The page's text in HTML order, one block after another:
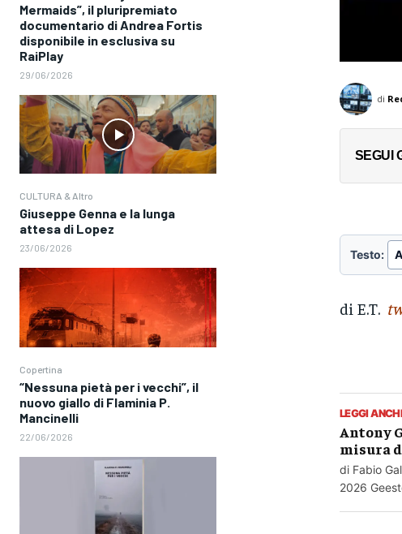
Mermaids”, il pluripremiato
documentario di Andrea Fortis
disponibile in esclusiva su
RaiPlay
29/06/2026
CULTURA & Altro
Giuseppe Genna e la lunga
attesa di Lopez
23/06/2026
Copertina
“Nessuna pietà per i vecchi”, il
nuovo giallo di Flaminia P.
Mancinelli
22/06/2026
di
SEGUI
Testo:
di E.T.
LEGGI
Antony
misura
di Fabio
2026